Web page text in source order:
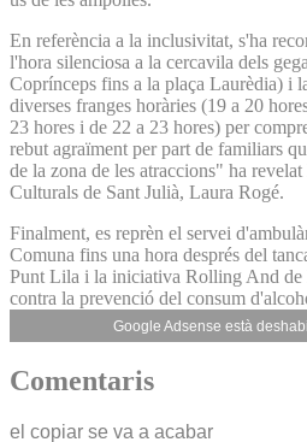
En referència a la inclusivitat, s'ha
l'hora silenciosa a la cercavila dels
Coprínceps fins a la plaça Laurèdia) i
diverses franges horàries (19 a 20
23 hores i de 22 a 23 hores) per
rebut agraïment per part de familiars
de la zona de les atraccions" ha
Culturals de Sant Julià, Laura Rogé.
Finalment, es reprèn el servei
Comuna fins una hora després del
Punt Lila i la iniciativa Rolling And de
contra la prevenció del consum
Google Adsense està
Comentaris
el copiar se va a acabar